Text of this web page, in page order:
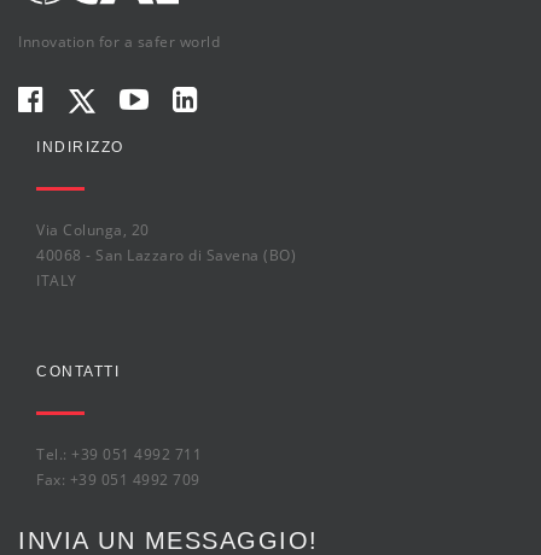
Innovation for a safer world
INDIRIZZO
Via Colunga, 20
40068 - San Lazzaro di Savena (BO)
ITALY
CONTATTI
Tel.: +39 051 4992 711
Fax: +39 051 4992 709
INVIA UN MESSAGGIO!